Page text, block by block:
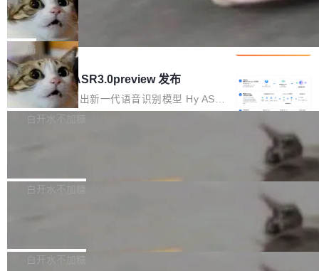
件之中，形成高度复杂的知识关联网络。传统的
代码检索手段（如关键词匹配、目录遍历）仅能
在语法层面完成文本定位，难以触及代码的语义
内涵与结构关联，导致开发者使用代码智能体在
理解大规模代码仓时面临显著"代码仓理解"瓶
颈。 代码仓深度理解服务（以下简称" CodeBas
e深度理解服务"）是华为云码道（CodeA...
数据。 王某2024年1月入职东城区某科技公司AI
短剧部门，有互联网大厂背景。在公司内部架构
调整期间，部门三次通知全员将数据从A集群迁
移到B集群，王某都回复了"收到"。 他没有迁移
数据。2024年9月3日下午4点，他使用此前登录
的账号密码进入A集群，输入了一条被程序员圈
称为"删库跑路"的命令——最高管理员权限、无
自研的多个文生3D和...
Cloudflare 分享推理优化实践：KV ca
che 量化 + 权重压缩，吞吐量提升 4
1%，成本降 30%
Kimi 和 GLM 是当前最强的大模型系列之一，但
它们有一个共同的问题：太吃显存了。月之暗面
的 Kimi K 系列和智谱的 GLM 都是长上下文、M
oE 架构的大模型，好用到让人上瘾，但 GPU 显
存永远不够用。 Cloudflare 的 Workers AI 团队
一直在跑这些模型的推理。他们在官方博客上发
整性保护。效果是：吞吐量提升 41%，每 token
局
腾讯混元 Hy ASR3.0preview 发布
腾讯混元正式推出新一代语音识别模型 Hy ASR
3.0preview。基于最新一代大语言模型 Hy3 的
让语音识别不再只是听清，而是真正听懂。通过
w 不要求标准普通话，方言识别覆盖粤语、吴语
白开水不加糖
新和少量网页兼容性修复版本。 Changes/fixe
容提供的字体时出现的几个问题 为避免音频加
白开水不加糖
发布的 Release Notes，他利用 AI 工具（如 Co
白开水不加糖